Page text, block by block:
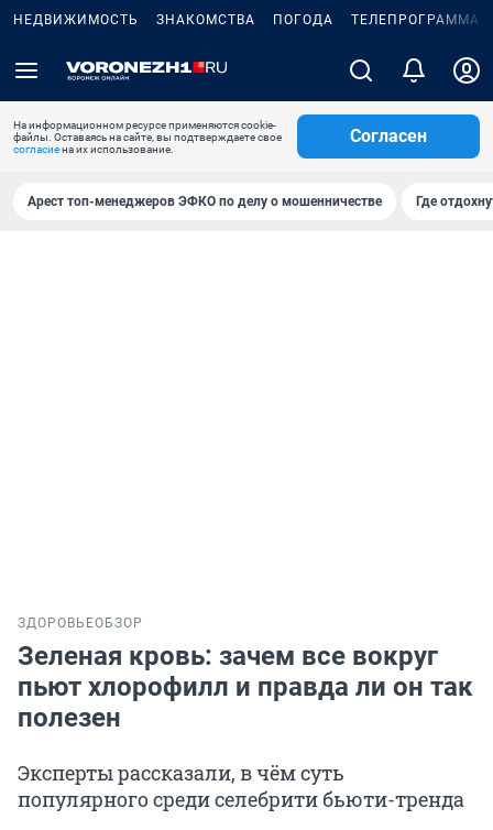
НЕДВИЖИМОСТЬ ЗНАКОМСТВА ПОГОДА ТЕЛЕПРОГРАММА
На информационном ресурсе применяются cookie-
файлы. Оставаясь на сайте, вы подтверждаете свое
согласиена их использование.
Согласен
Арест топ-менеджеров ЭФКО по делу о мошенничестве Где
ЗДОРОВЬЕОБЗОР
Зеленая кровь: зачем все вокруг
пьют хлорофилл и правда ли он так
полезен
Эксперты рассказали, в чём суть
популярного среди селебрити бьюти-тренда